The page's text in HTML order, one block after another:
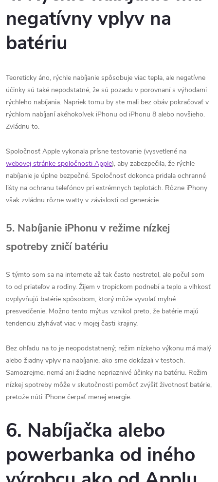
negatívny vplyv na
batériu
Teoreticky áno, rýchle nabíjanie spôsobuje viac tepla, ale negatívne
účinky sú také nepodstatné, že sú pozadu v porovnaní s výhodami
rýchleho nabíjania. Napriek tomu by ste mali bez obáv pokračovať v
rýchlom nabíjaní akéhokoľvek iPhonu od iPhonu 8 alebo novšieho.
Zvládnu to.
Spoločnosť Apple vykonala prísne testovanie (vysvetlené na
webovej stránke spoločnosti Apple), aby zabezpečila, že rýchle
nabíjanie je úplne bezpečné. Spoločnosť dokonca pridala ochranné
lišty na ochranu telefónov pri extrémnych teplotách. Rôzne iPhony
však zvládnu rôzne watty v závislosti od generácie.
5. Nabíjanie iPhonu v režime nízkej
spotreby zničí batériu
S týmto som sa na internete až tak často nestretol, ale počul som
to od priateľov a rodiny. Žijem v tropickom podnebí a teplo a vlhkosť
ovplyvňujú batérie spôsobom, ktorý môže vyvolať mylné
presvedčenie. Možno tento mýtus vznikol preto, že batérie majú
tendenciu zlyhávať viac v mojej časti krajiny.
Bez ohľadu na to je neopodstatnený; režim nízkeho výkonu má malý
alebo žiadny vplyv na nabíjanie, ako sme dokázali v testoch.
Samozrejme, nemá ani žiadne nepriaznivé účinky na batériu. Režim
nízkej spotreby môže v skutočnosti pomôcť zvýšiť životnosť batérie,
pretože núti iPhone čerpať menej energie.
6. Nabíjačka alebo
powerbanka od iného